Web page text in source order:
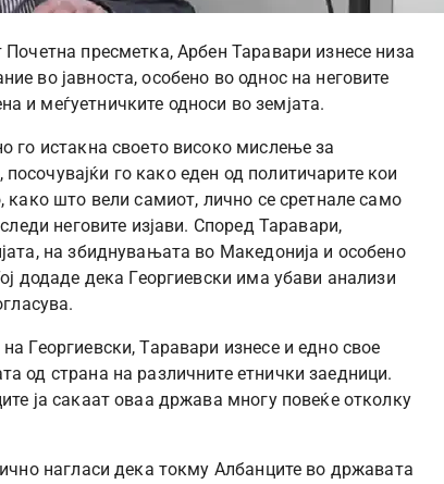
пресметка, Арбен Таравари изнесе низа
во јавноста, особено во однос на неговите
и меѓуетничките односи во земјата.
го истакна своето високо мислење за
го како еден од политичарите кои
како што вели самиот, лично се сретнале само
неговите изјави. Според Таравари,
на збиднувањата во Македонија и особено
додаде дека Георгиевски има убави анализи
Георгиевски, Таравари изнесе и едно свое
од страна на различните етнички заедници.
ја сакаат оваа држава многу повеќе отколку
нагласи дека токму Албанците во државата